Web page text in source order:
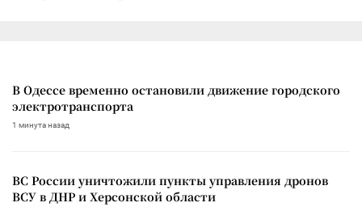
В Одессе временно остановили движение городского
электротранспорта
1 минута назад
ВС России уничтожили пункты управления дронов
ВСУ в ДНР и Херсонской области